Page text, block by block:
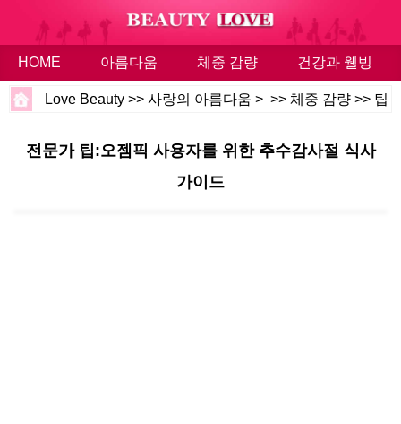
HOME 아름다움 체중 감량 건강과 웰빙
Love Beauty >>사랑의 아름다움 > >> 체중 감량 >> 팁
전문가 팁:오젬픽 사용자를 위한 추수감사절 식사
가이드